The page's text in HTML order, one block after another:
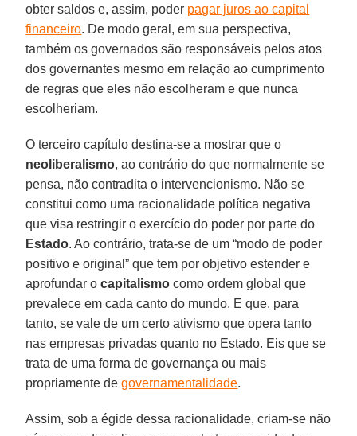
obter saldos e, assim, poder pagar juros ao capital
financeiro. De modo geral, em sua perspectiva,
também os governados são responsáveis pelos atos
dos governantes mesmo em relação ao cumprimento
de regras que eles não escolheram e que nunca
escolheriam.
O terceiro capítulo destina-se a mostrar que o
neoliberalismo, ao contrário do que normalmente se
pensa, não contradita o intervencionismo. Não se
constitui como uma racionalidade política negativa
que visa restringir o exercício do poder por parte do
Estado. Ao contrário, trata-se de um “modo de poder
positivo e original” que tem por objetivo estender e
aprofundar ocapitalismo como ordem global que
prevalece em cada canto do mundo. E que, para
tanto, se vale de um certo ativismo que opera tanto
nas empresas privadas quanto no Estado. Eis que se
trata de uma forma de governança ou mais
propriamente degovernamentalidade.
Assim, sob a égide dessa racionalidade, criam-se não